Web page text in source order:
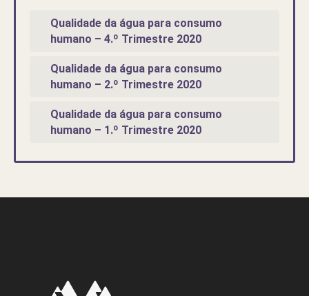
Qualidade da água para consumo
humano – 4.º Trimestre 2020
Qualidade da água para consumo
humano – 2.º Trimestre 2020
Qualidade da água para consumo
humano – 1.º Trimestre 2020